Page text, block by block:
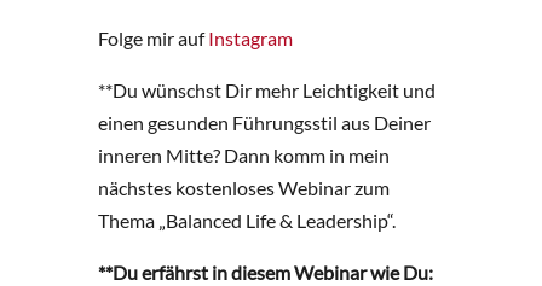
Folge mir aufInstagram
**Du wünschst Dir mehr Leichtigkeit und
einen gesunden Führungsstil aus Deiner
inneren Mitte? Dann komm in mein
nächstes kostenloses Webinar zum
Thema „Balanced Life & Leadership“.
**Du erfährst in diesem Webinar wie Du: